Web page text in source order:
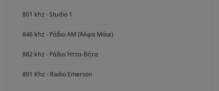
801 khz - Studio 1
846 khz - Ράδιο ΑΜ (Άλφα Μάικ)
882 khz - Ράδιο Ήττα-Βήτα
891 Khz - Radio Emerson